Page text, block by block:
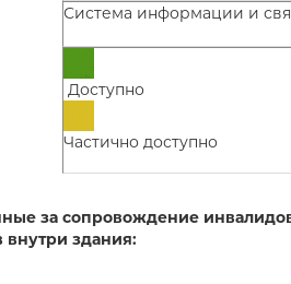
Система информации и
Доступно
Частично доступно
за сопровождение
внутри здания: